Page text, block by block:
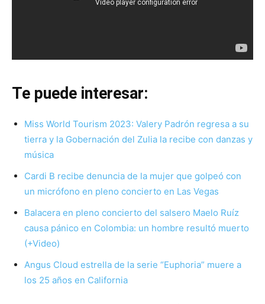
Te puede interesar:
Miss World Tourism 2023: Valery Padrón regresa a su
tierra y la Gobernación del Zulia la recibe con danzas y
música
Cardi B recibe denuncia de la mujer que golpeó con
un micrófono en pleno concierto en Las Vegas
Balacera en pleno concierto del salsero Maelo Ruíz
causa pánico en Colombia: un hombre resultó muerto
(+Video)
Angus Cloud estrella de la serie “Euphoria” muere a
los 25 años en California